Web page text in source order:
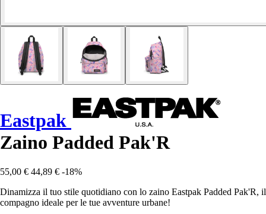
Eastpak
Zaino Padded Pak'R
55,00 € 44,89 € -18%
Dinamizza il tuo stile quotidiano con lo zaino Eastpak Padded Pak'R, il
compagno ideale per le tue avventure urbane!